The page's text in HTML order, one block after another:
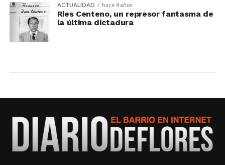
ACTUALIDAD hace 4 años
Ries Centeno, un represor fantasma de
la última dictadura